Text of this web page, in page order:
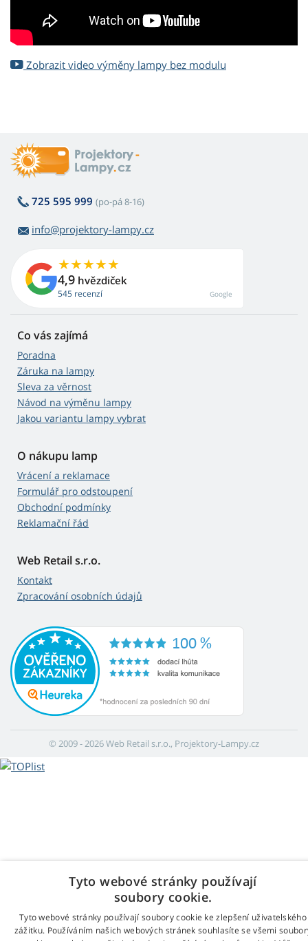
Zobrazit video výměny lampy bez modulu
725 595 999 (po-pá 8-16)
info@projektory-lampy.cz
4,9 hvězdiček
545 recenzí Google
Co vás zajímá
Poradna
Záruka na lampy
Sleva za věrnost
Návod na výměnu lampy
Jakou variantu lampy vybrat
O nákupu lamp
Vrácení a reklamace
Formulář pro odstoupení
Obchodní podmínky
Reklamační řád
Web Retail s.r.o.
Kontakt
Zpracování osobních údajů
© 2009 - 2026 Web Retail s.r.o., Projektory-Lampy.cz
Tyto webové stránky používají
soubory cookie.
Tyto webové stránky používají soubory cookie ke zlepšení uživatelského
zážitku. Používáním našich webových stránek souhlasíte se všemi